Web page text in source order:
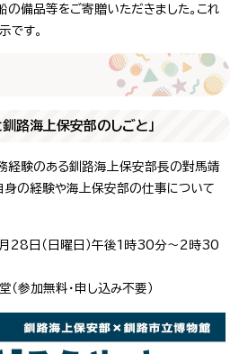
の備品等をご寄贈いただきました。これ
です。
釧路海上保安部のしごと」
経験のある釧路海上保安部長の對馬靖
身の経験や海上保安部の仕事について
28日（日曜日）午後1時30分～2時30
参加無料・申し込み不要）